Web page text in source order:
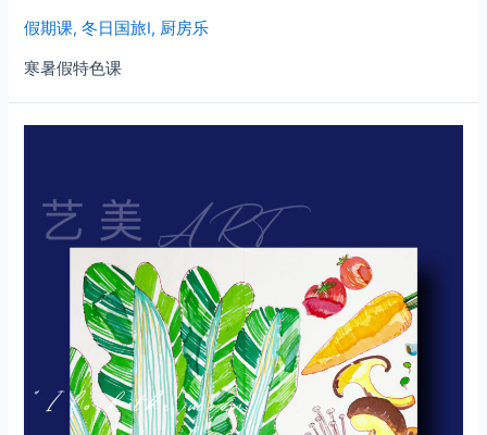
假期课,冬日国旅Ⅰ, 厨房乐
寒暑假特色课